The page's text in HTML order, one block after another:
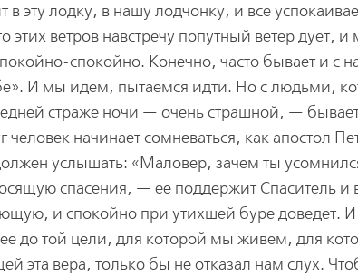
в эту лодку, в нашу лодчонку, и все
этих ветров навстречу попутный ветер дует, и
спокойно. Конечно, часто бывает и с
И мы идем, пытаемся идти. Но с людьми,
страже ночи — очень страшной, — бывает
начинает сомневаться, как апостол
услышать: «Маловер, зачем ты
спасения, — ее поддержит Спаситель и
и спокойно при утихшей буре доведет. И
ее до той цели, для которой мы живем, для
эта вера, только бы не отказал нам слух.